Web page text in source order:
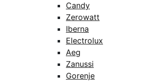
Candy
Zerowatt
Iberna
Electrolux
Aeg
Zanussi
Gorenje